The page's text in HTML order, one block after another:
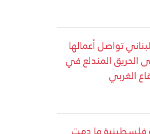
تواصل أعمالها
الحريق المندلع في
الغربي